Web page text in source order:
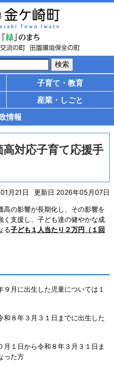
子育て・教育
産業・しごと
情報
高対応子育て応援手
月21日 更新日 2026年05月07日
の影響が長期化し、その影響を
く支援し、子ども達の健やかな成
る子ども１人当たり２万円（１回
９月に出生した児童については１
和８年３月３１日までに出生した
月１日から令和８年３月３１日ま
った方